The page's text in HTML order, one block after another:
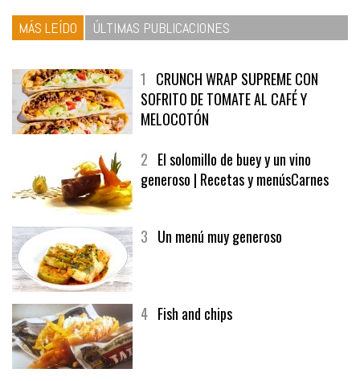
1CRUNCH WRAP SUPREME CON
SOFRITO DE TOMATE AL CAFÉ Y
MELOCOTÓN
2El solomillo de buey y un vino